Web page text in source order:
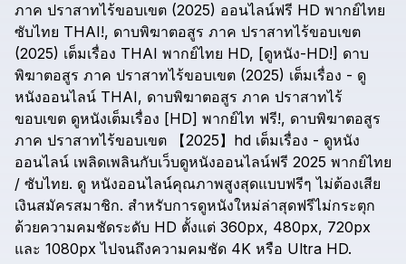
ภาค ปราสาทไร้ขอบเขต (2025) ออนไลน์ฟรี HD พากย์ไทย
ซับไทย THAI!, ดาบพิฆาตอสูร ภาค ปราสาทไร้ขอบเขต
(2025) เต็มเรื่อง THAI พากย์ไทย HD, [ดูหนัง-HD!] ดาบ
พิฆาตอสูร ภาค ปราสาทไร้ขอบเขต (2025) เต็มเรื่อง - ดู
หนังออนไลน์ THAI, ดาบพิฆาตอสูร ภาค ปราสาทไร้
ขอบเขต ดูหนังเต็มเรื่อง [HD] พากย์ไท ฟรี!, ดาบพิฆาตอสูร
ภาค ปราสาทไร้ขอบเขต 【2025】hd เต็มเรื่อง - ดูหนัง
ออนไลน์ เพลิดเพลินกับเว็บดูหนังออนไลน์ฟรี 2025 พากย์ไทย
/ ซับไทย. ดู หนังออนไลน์คุณภาพสูงสุดแบบฟรีๆ ไม่ต้องเสีย
เงินสมัครสมาชิก. สำหรับการดูหนังใหม่ล่าสุดฟรีไม่กระตุก
ด้วยความคมชัดระดับ HD ตั้งแต่ 360px, 480px, 720px
และ 1080px ไปจนถึงความคมชัด 4K หรือ Ultra HD.